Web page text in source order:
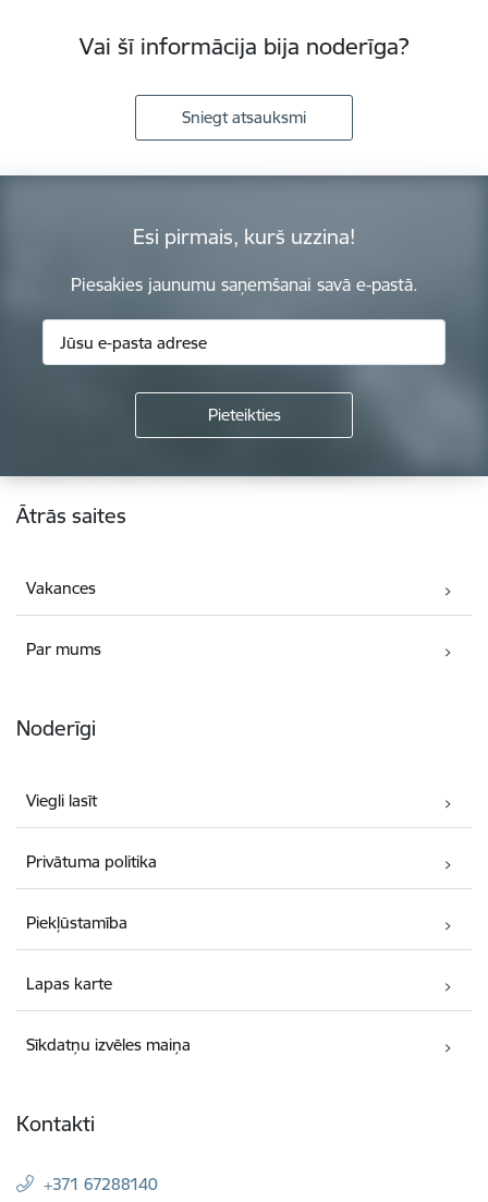
Vai šī informācija bija noderīga?
Sniegt atsauksmi
Esi pirmais, kurš uzzina!
Piesakies jaunumu saņemšanai savā e-pastā.
Kājene
Ātrās saites
Vakances
Par mums
Noderīgi
Viegli lasīt
Privātuma politika
Piekļūstamība
Lapas karte
Sīkdatņu izvēles maiņa
Kontakti
+371 67288140